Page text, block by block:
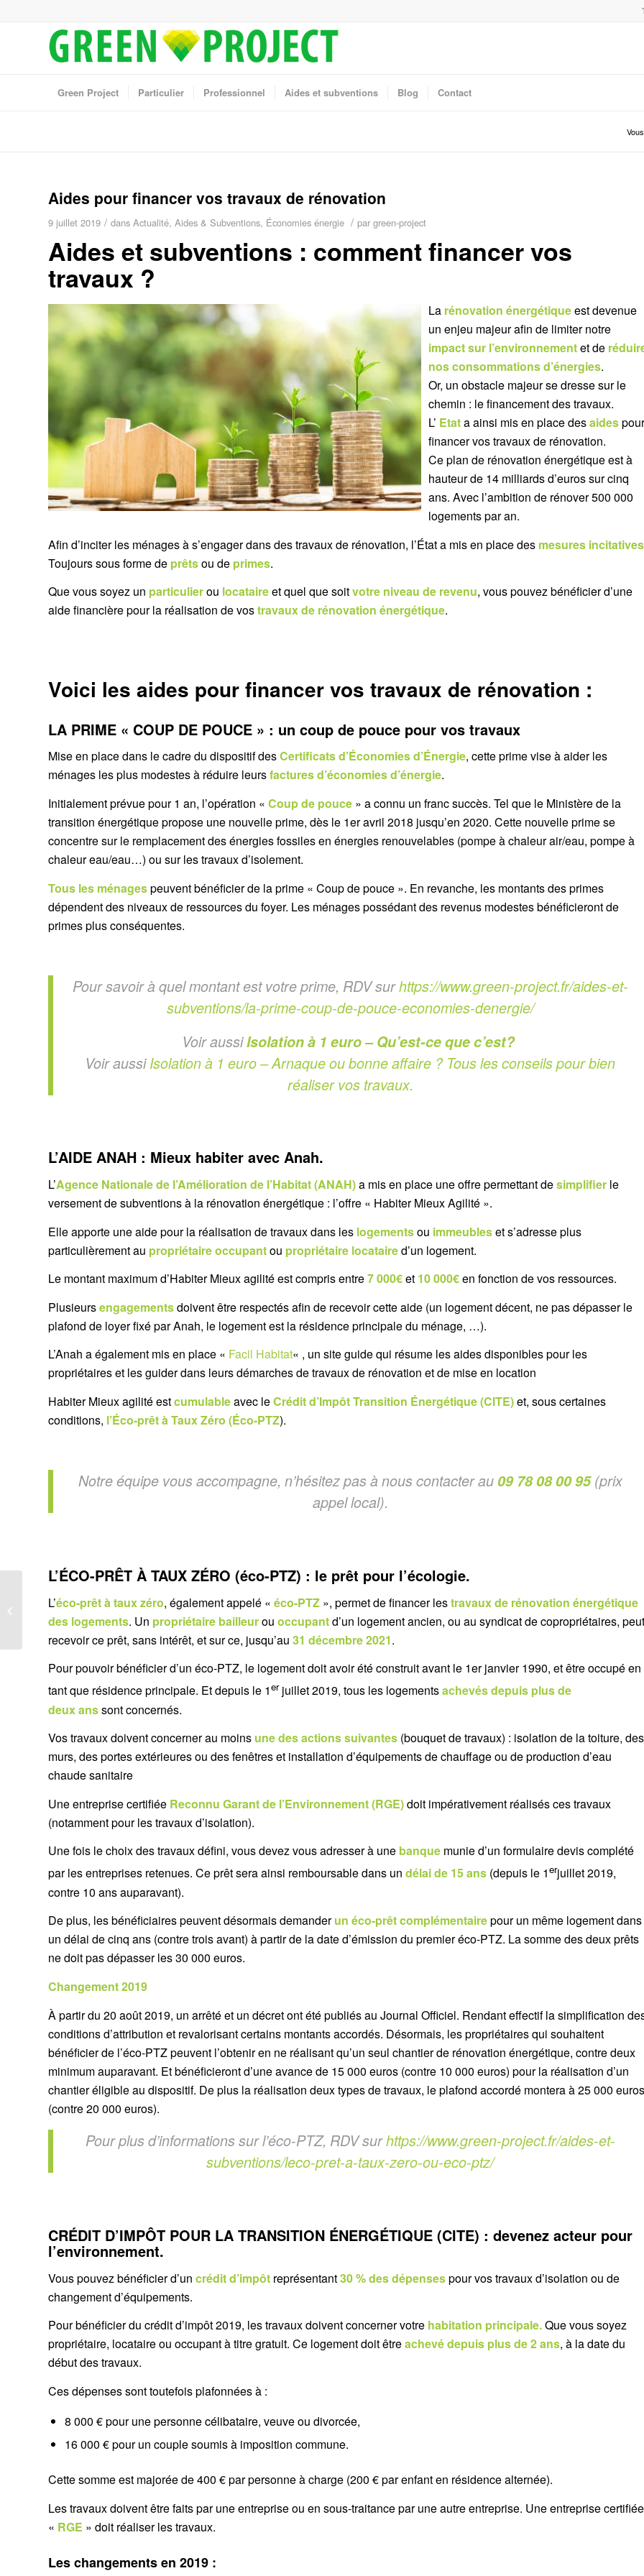
Green Project Particulier Professionnel Aides et subventions Blog Contact
Aides pour financer vos travaux de rénovation
9 juillet 2019 / dans Actualité, Aides & Subventions, Économies énergie / par green-project
Aides et subventions : comment financer vos
travaux ?
La rénovation énergétiqueest devenue
un enjeu majeur afin de limiter notre
impact sur l’environnementet de
nos consommations d’énergies.
Or, un obstacle majeur se dresse sur le
chemin : le financement des travaux.
L’ Etata ainsi mis en place desaidespour
financer vos travaux de rénovation.
Ce plan de rénovation énergétique est à
hauteur de 14 milliards d’euros sur cinq
ans. Avec l’ambition de rénover 500 000
logements par an.
Afin d’inciter les ménages à s’engager dans des travaux de rénovation, l’État a mis en place des mesures incitatives
Toujours sous forme de prêtsou de primes.
Que vous soyez un particulierou locataireet quel que soitvotre niveau de revenu, vous pouvez bénéficier d’une
aide financière pour la réalisation de vostravaux de rénovation énergétique.
Voici les aides pour financer vos travaux de rénovation :
LA PRIME « COUP DE POUCE » : un coup de pouce pour vos travaux
Mise en place dans le cadre du dispositif desCertificats d’Économies d’Énergie, cette prime vise à aider les
ménages les plus modestes à réduire leursfactures d’économies d’énergie.
Initialement prévue pour 1 an, l’opération « Coup de pouce » a connu un franc succès. Tel que le Ministère de la
transition énergétique propose une nouvelle prime, dès le 1er avril 2018 jusqu’en 2020. Cette nouvelle prime se
concentre sur le remplacement des énergies fossiles en énergies renouvelables (pompe à chaleur air/eau, pompe à
chaleur eau/eau…) ou sur les travaux d’isolement.
Tous les ménagespeuvent bénéficier de la prime « Coup de pouce ». En revanche, les montants des primes
dépendent des niveaux de ressources du foyer. Les ménages possédant des revenus modestes bénéficieront de
primes plus conséquentes.
Pour savoir à quel montant est votre prime, RDV surhttps://www.green-project.fr/aides-et-
subventions/la-prime-coup-de-pouce-economies-denergie/
Voir aussiIsolation à 1 euro – Qu’est-ce que c’est?
Voir aussiIsolation à 1 euro – Arnaque ou bonne affaire ? Tous les conseils pour bien
réaliser vos travaux.
L’AIDE ANAH : Mieux habiter avec Anah.
L’Agence Nationale de l’Amélioration de l’Habitat (ANAH)a mis en place une offre permettant desimplifier le
versement de subventions à la rénovation énergétique : l’offre « Habiter Mieux Agilité ».
Elle apporte une aide pour la réalisation de travaux dans les logementsou immeubleset s’adresse plus
particulièrement au propriétaire occupantou propriétaire locataired’un logement.
Le montant maximum d’Habiter Mieux agilité est compris entre7 000€et 10 000€en fonction de vos ressources.
Plusieursengagementsdoivent être respectés afin de recevoir cette aide (un logement décent, ne pas dépasser le
plafond de loyer fixé par Anah, le logement est la résidence principale du ménage, …).
L’Anah a également mis en place « Facil Habitat« , un site guide qui résume les aides disponibles pour les
propriétaires et les guider dans leurs démarches de travaux de rénovation et de mise en location
Habiter Mieux agilité estcumulableavec leCrédit d’Impôt Transition Énergétique (CITE)et, sous certaines
conditions, l’Éco-prêt à Taux Zéro (Éco-PTZ).
Notre équipe vous accompagne, n’hésitez pas à nous contacter au09 78 08 00 95(prix
appel local).
L’ÉCO-PRÊT À TAUX ZÉRO (éco-PTZ) : le prêt pour l’écologie.
L’éco-prêt à taux zéro, également appelé « éco-PTZ », permet de financer lestravaux de rénovation énergétique
des logements. Un propriétaire bailleurou occupantd’un logement ancien, ou au syndicat de copropriétaires, peut
recevoir ce prêt, sans intérêt, et sur ce, jusqu’au 31 décembre 2021.
Pour pouvoir bénéficier d’un éco-PTZ, le logement doit avoir été construit avant le 1er janvier 1990, et être occupé en
tant que résidence principale. Et depuis le 1er juillet 2019, tous les logementsachevés depuis plus de
deux anssont concernés.
Vos travaux doivent concerner au moins une des actions suivantes (bouquet de travaux) : isolation de la toiture, des
murs, des portes extérieures ou des fenêtres et installation d’équipements de chauffage ou de production d’eau
chaude sanitaire
Une entreprise certifiée Reconnu Garant de l’Environnement (RGE)doit impérativement réalisés ces travaux
(notamment pour les travaux d’isolation).
Une fois le choix des travaux défini, vous devez vous adresser à une banque munie d’un formulaire devis complété
par les entreprises retenues. Ce prêt sera ainsi remboursable dans un délai de 15 ans (depuis le 1erjuillet 2019,
contre 10 ans auparavant).
De plus, les bénéficiaires peuvent désormais demanderun éco-prêt complémentairepour un même logement dans
un délai de cinq ans (contre trois avant) à partir de la date d’émission du premier éco-PTZ. La somme des deux prêts
ne doit pas dépasser les 30 000 euros.
Changement 2019
À partir du 20 août 2019, un arrêté et un décret ont été publiés au Journal Officiel. Rendant effectif la simplification
conditions d’attribution et revalorisant certains montants accordés. Désormais, les propriétaires qui souhaitent
bénéficier de l’éco-PTZ peuvent l’obtenir en ne réalisant qu’un seul chantier de rénovation énergétique, contre deux
minimum auparavant. Et bénéficieront d’une avance de 15 000 euros (contre 10 000 euros) pour la réalisation d’un
chantier éligible au dispositif. De plus la réalisation deux types de travaux, le plafond accordé montera à 25 000 euros
(contre 20 000 euros).
Pour plus d’informations sur l’éco-PTZ, RDV surhttps://www.green-project.fr/aides-et-
subventions/leco-pret-a-taux-zero-ou-eco-ptz/
CRÉDIT D’IMPÔT POUR LA TRANSITION ÉNERGÉTIQUE (CITE) : devenez acteur pour
l’environnement.
Vous pouvez bénéficier d’un crédit d’impôt représentant30 % des dépensespour vos travaux d’isolation ou de
changement d’équipements.
Pour bénéficier du crédit d’impôt 2019, les travaux doivent concerner votre habitation principale.Que vous soyez
propriétaire, locataire ou occupant à titre gratuit. Ce logement doit êtreachevé depuis plus de 2 ans, à la date du
début des travaux.
Ces dépenses sont toutefois plafonnées à :
8 000 € pour une personne célibataire, veuve ou divorcée,
16 000 € pour un couple soumis à imposition commune.
Cette somme est majorée de 400 € par personne à charge (200 € par enfant en résidence alternée).
Les travaux doivent être faits par une entreprise ou en sous-traitance par une autre entreprise. Une entreprise certifiée
« RGE » doit réaliser les travaux.
Les changements en 2019 :
Commencer des travaux de
rénovation